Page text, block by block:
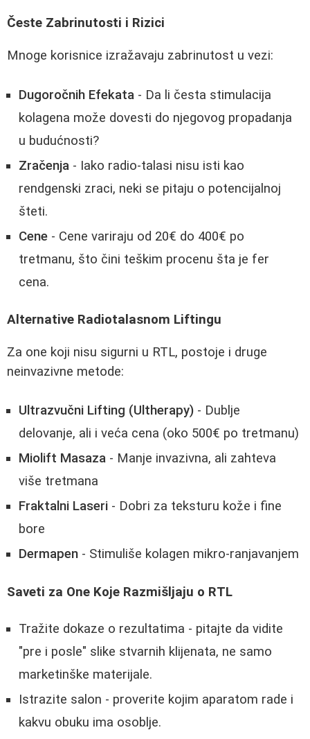
Česte Zabrinutosti i Rizici
Mnoge korisnice izražavaju zabrinutost u vezi:
Dugoročnih Efekata - Da li česta stimulacija
kolagena može dovesti do njegovog propadanja
u budućnosti?
Zračenja - Iako radio-talasi nisu isti kao
rendgenski zraci, neki se pitaju o potencijalnoj
šteti.
Cene - Cene variraju od 20€ do 400€ po
tretmanu, što čini teškim procenu šta je fer
cena.
Alternative Radiotalasnom Liftingu
Za one koji nisu sigurni u RTL, postoje i druge
neinvazivne metode:
Ultrazvučni Lifting (Ultherapy) - Dublje
delovanje, ali i veća cena (oko 500€ po tretmanu)
Miolift Masaza - Manje invazivna, ali zahteva
više tretmana
Fraktalni Laseri - Dobri za teksturu kože i fine
bore
Dermapen - Stimuliše kolagen mikro-ranjavanjem
Saveti za One Koje Razmišljaju o RTL
Tražite dokaze o rezultatima - pitajte da vidite
"pre i posle" slike stvarnih klijenata, ne samo
marketinške materijale.
Istrazite salon - proverite kojim aparatom rade i
kakvu obuku ima osoblje.